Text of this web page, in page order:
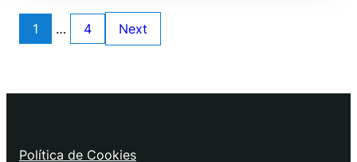
1 … 4 Next
Política de Cookies